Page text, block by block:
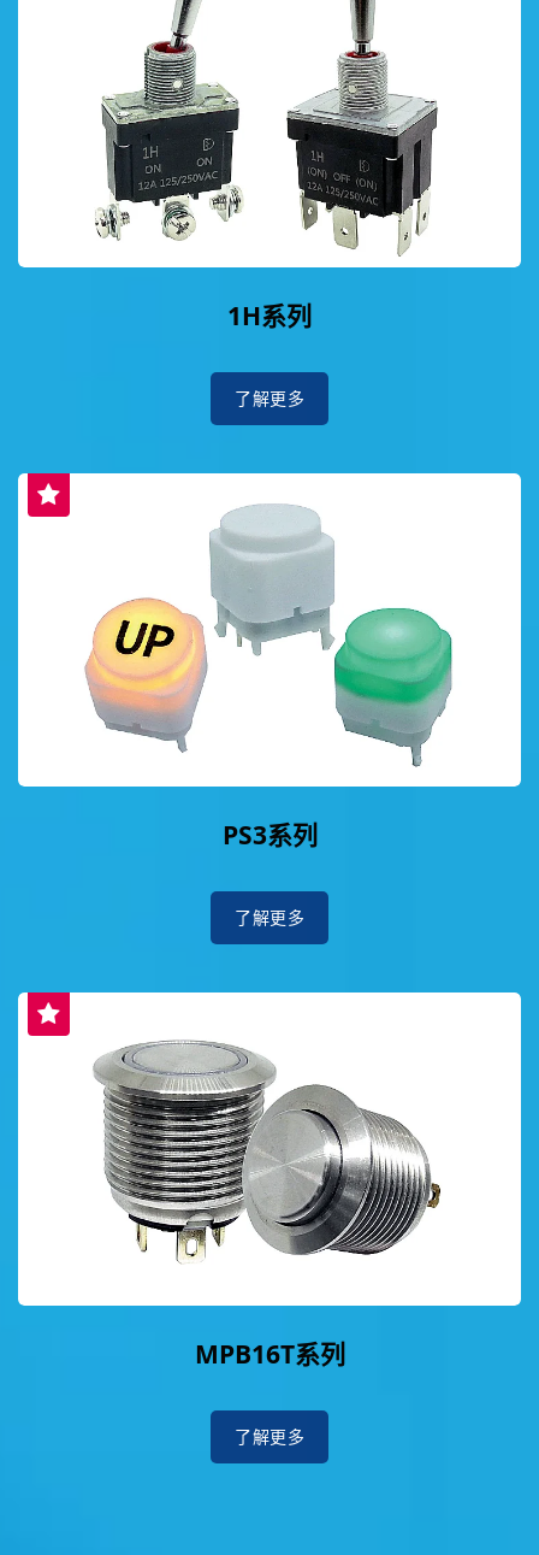
1H系列
了解更多
PS3系列
了解更多
MPB16T系列
了解更多